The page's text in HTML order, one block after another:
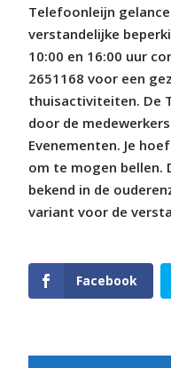
Telefoonleijn
verstandelijke
10:00 en 16:00 uur
2651168 voor een
thuisactiviteiten. De
door de
Evenementen. Je
om te mogen
bekend in de
variant voor de
Facebook